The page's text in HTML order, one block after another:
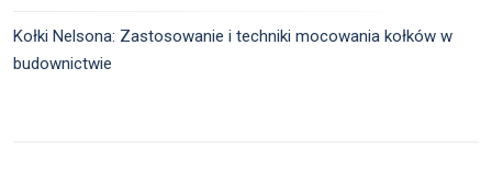
Kołki Nelsona: Zastosowanie i techniki mocowania kołków w
budownictwie